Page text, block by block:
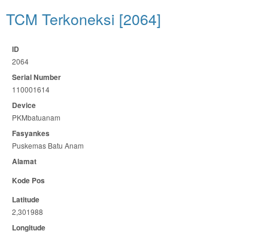
TCM Terkoneksi [2064]
ID
2064
Serial Number
110001614
Device
PKMbatuanam
Fasyankes
Puskemas Batu Anam
Alamat
Kode Pos
Latitude
2,301988
Longitude